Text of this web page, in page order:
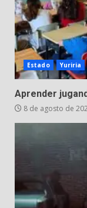
5
6
7
Estado Yuriria
Aprender
8 de agosto de